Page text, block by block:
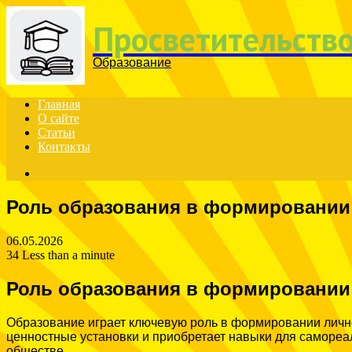
Menu
Образование
Главная
О сайте
Статьи
Контакты
Роль образования в
06.05.2026
34 Less than a minute
Роль образования в
Образование играет ключевую роль в формировании
ценностные установки и приобретает навыки для